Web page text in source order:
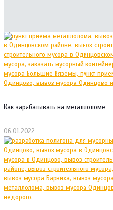
Как зарабатывать на металлоломе
06.01.2022